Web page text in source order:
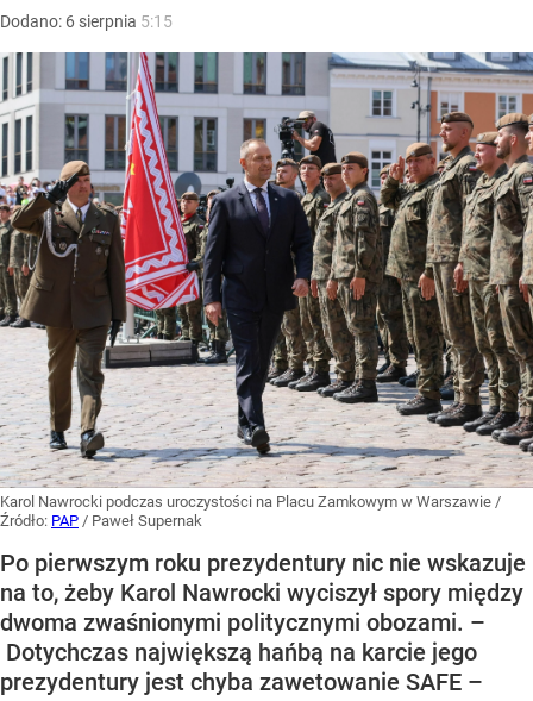
Dodano: 6 sierpnia 5:15
Karol Nawrocki podczas uroczystości na Placu Zamkowym w Warszawie /
Źródło: PAP / Paweł Supernak
Po pierwszym roku prezydentury nic nie wskazuje
na to, żeby Karol Nawrocki wyciszył spory między
dwoma zwaśnionymi politycznymi obozami. –
Dotychczas największą hańbą na karcie jego
prezydentury jest chyba zawetowanie SAFE –